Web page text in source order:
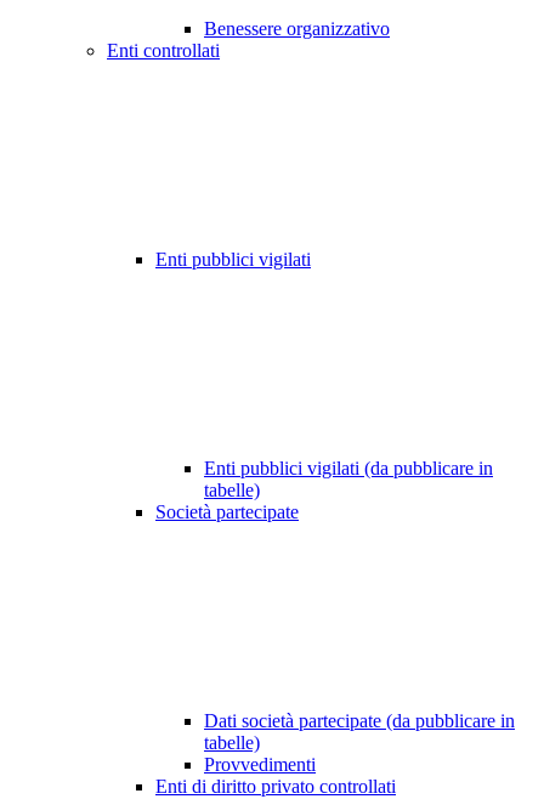
Benessere organizzativo
Enti controllati
Enti pubblici vigilati
Enti pubblici vigilati (da pubblicare in
tabelle)
Società partecipate
Dati società partecipate (da pubblicare in
tabelle)
Provvedimenti
Enti di diritto privato controllati